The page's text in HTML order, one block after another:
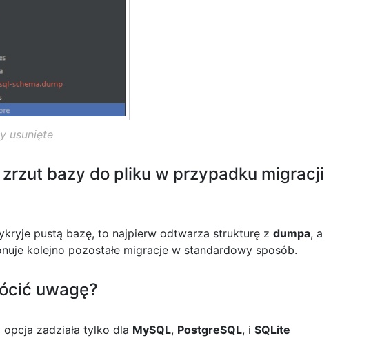
usunięte
zrzut bazy do pliku w przypadku migracji
pustą bazę, to najpierw odtwarza strukturę z dumpa, a
kolejno pozostałe migracje w standardowy sposób.
uwagę?
opcja zadziała tylko dla MySQL, PostgreSQL, i SQLite